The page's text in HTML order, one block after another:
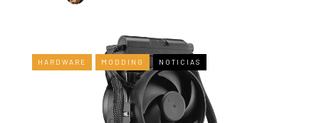
HARDWARE MODDING NOTICIAS